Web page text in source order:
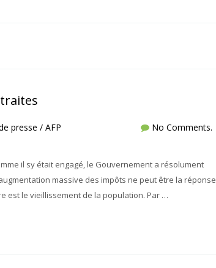
presse / AFP No Comments.
il sy était engagé, le Gouvernement a résolument
massive des impôts ne peut être la réponse
est le vieillissement de la population. Par …